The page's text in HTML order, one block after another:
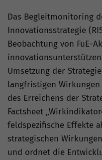
Das Begleitmonitoring
Innovationsstrategie
Beobachtung von FuE-
Umsetzung der
langfristigen
des Erreichens der
Factsheet
feldspezifische Effekte
strategischen
und ordnet die